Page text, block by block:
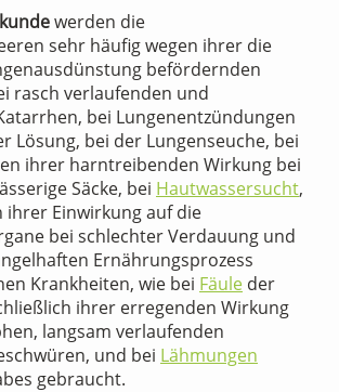
werden die
sehr häufig wegen ihrer die
befördernden
rasch verlaufenden und
bei Lungenentzündungen
Lösung, bei der Lungenseuche, bei
ihrer harntreibenden Wirkung bei
Säcke, bei Hautwassersucht,
ihrer Einwirkung auf die
bei schlechter Verdauung und
Ernährungsprozess
Krankheiten, wie bei Fäule der
ihrer erregenden Wirkung
langsam verlaufenden
und bei Lähmungen
gebraucht.